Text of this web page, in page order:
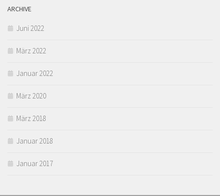
ARCHIVE
Juni 2022
März 2022
Januar 2022
März 2020
März 2018
Januar 2018
Januar 2017